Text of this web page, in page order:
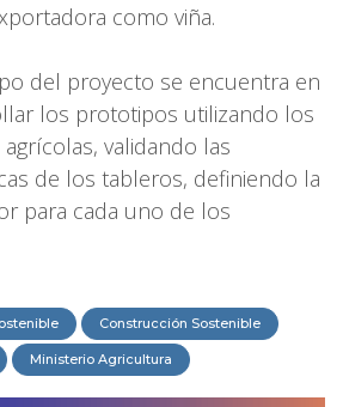
como viña.
del proyecto se encuentra en
los prototipos utilizando los
validando las
de los tableros, definiendo la
para cada uno de los
Construcción Sostenible
Ministerio Agricultura